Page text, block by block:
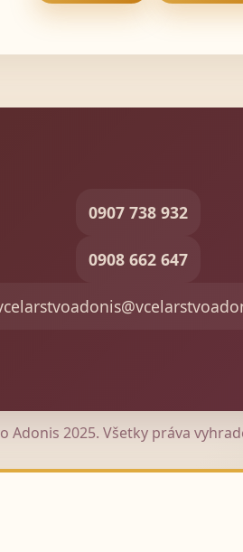
0907 738 932
0908 662 647
Adonis 2025. Všetky práva